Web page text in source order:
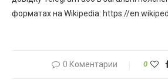
форматах на Wikipedia: https://
0 Коментарии 0